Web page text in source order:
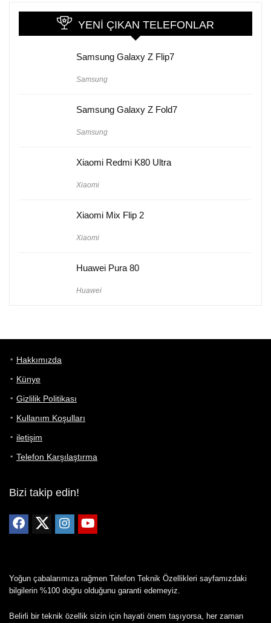
YENI ÇIKAN TELEFONLAR
Samsung Galaxy Z Flip7
Samsung
Samsung Galaxy Z Fold7
Samsung
Xiaomi Redmi K80 Ultra
Xiaomi
Xiaomi Mix Flip 2
Xiaomi
Huawei Pura 80
Huawei
Hakkımızda
Künye
Gizlilik Politikası
Kullanım Koşulları
iletişim
Telefon Karşılaştırma
Bizi takip edin!
Yoğun çabalarımıza rağmen Telefon Teknik Özellikleri sayfamızdaki
bilgilerin %100 doğru olduğunu garanti edemeyiz.
Belirli bir teknik özellik sizin için hayati önem taşıyorsa, her zaman